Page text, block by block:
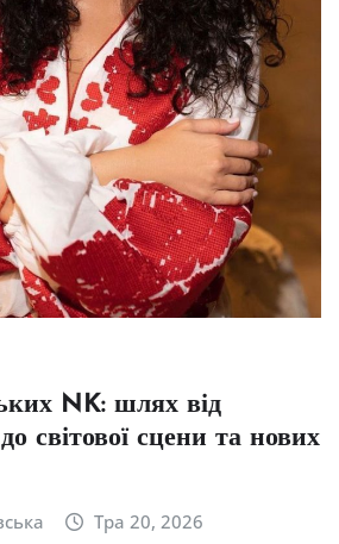
NK: шлях від
світової сцени та нових
Тра 20, 2026